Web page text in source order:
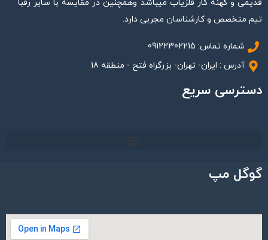
قدیمی و کهنه کار فلزیاب میباشد وهمچنین در مقایسه با سایر رقبا
تیم متخصص و کارشناسان مجربی دارد.
شماره تماس: 09122302215
آدرس : ایران- تهران- بزرگراه فتح - منطقه 18
دسترسی سریع
گوگل مپ